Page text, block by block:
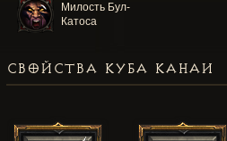
Милость Бул-
Катоса
СВОЙСТВА КУБА КАНАИ